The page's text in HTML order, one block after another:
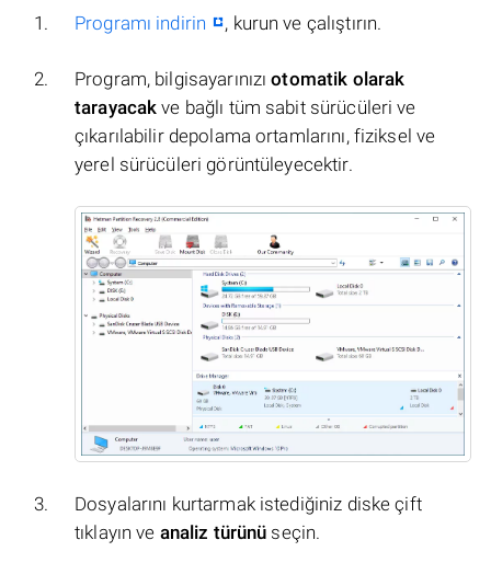
Programı indirin , kurun ve çalıştırın.
Program, bilgisayarınızıotomatik olarak
tarayacak ve bağlı tüm sabit sürücüleri ve
çıkarılabilir depolama ortamlarını, fiziksel ve
yerel sürücüleri görüntüleyecektir.
Dosyalarını kurtarmak istediğiniz diske çift
tıklayın ve analiz türünü seçin.